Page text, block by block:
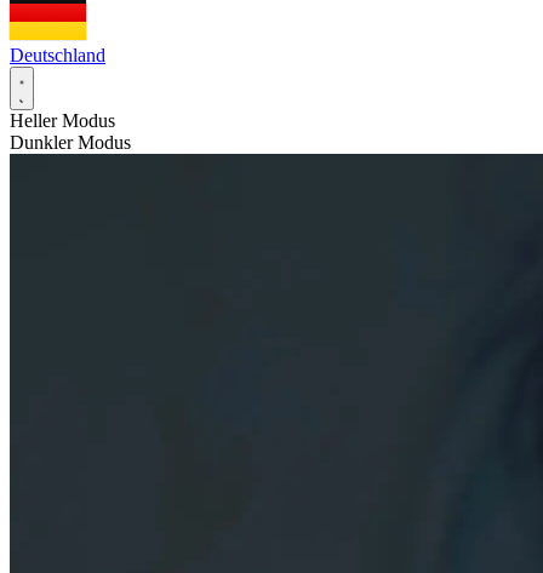
Deutschland
Heller Modus
Dunkler Modus